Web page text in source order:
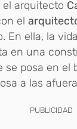
arquitecto
el
En ella, la
en una
se posa en el
a las
PUBLICIDAD